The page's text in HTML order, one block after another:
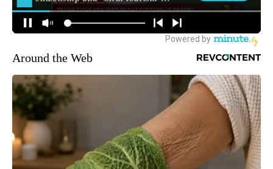
Around the Web